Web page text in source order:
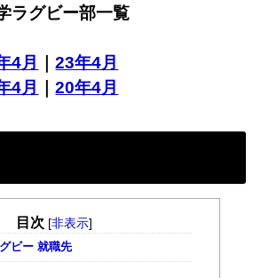
ラグビー部一覧
4月 ｜23年4月
4月 ｜20年4月
目次 [非表示]
ビー 就職先